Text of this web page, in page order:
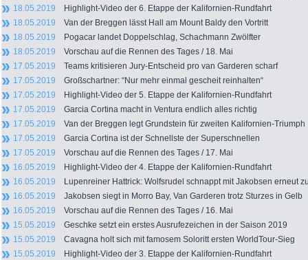
18.05.2019 Highlight-Video der 6. Etappe der Kalifornien-Rundfahrt
18.05.2019 Van der Breggen lässt Hall am Mount Baldy den Vortritt
18.05.2019 Pogacar landet Doppelschlag, Schachmann Zwölfter
18.05.2019 Vorschau auf die Rennen des Tages / 18. Mai
17.05.2019 Teams kritisieren Jury-Entscheid pro van Garderen scharf
17.05.2019 Großschartner: “Nur mehr einmal gescheit reinhalten“
17.05.2019 Highlight-Video der 5. Etappe der Kalifornien-Rundfahrt
17.05.2019 Garcia Cortina macht in Ventura endlich alles richtig
17.05.2019 Van der Breggen legt Grundstein für zweiten Kalifornien-Triumph
17.05.2019 Garcia Cortina ist der Schnellste der Superschnellen
17.05.2019 Vorschau auf die Rennen des Tages / 17. Mai
16.05.2019 Highlight-Video der 4. Etappe der Kalifornien-Rundfahrt
16.05.2019 Lupenreiner Hattrick: Wolfsrudel schnappt mit Jakobsen erneut
16.05.2019 Jakobsen siegt in Morro Bay, Van Garderen trotz Sturzes in Gelb
16.05.2019 Vorschau auf die Rennen des Tages / 16. Mai
15.05.2019 Geschke setzt ein erstes Ausrufezeichen in der Saison 2019
15.05.2019 Cavagna holt sich mit famosem Soloritt ersten WorldTour-Sieg
15.05.2019 Highlight-Video der 3. Etappe der Kalifornien-Rundfahrt